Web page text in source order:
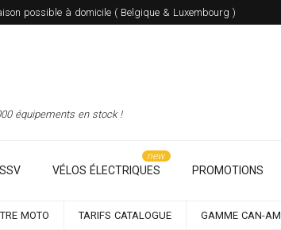
possible à domicile ( Belgique & Luxembourg )
équipements en stock !
VÉLOS ÉLECTRIQUES PROMOTIONS
MOTO TARIFS CATALOGUE GAMME CAN-AM